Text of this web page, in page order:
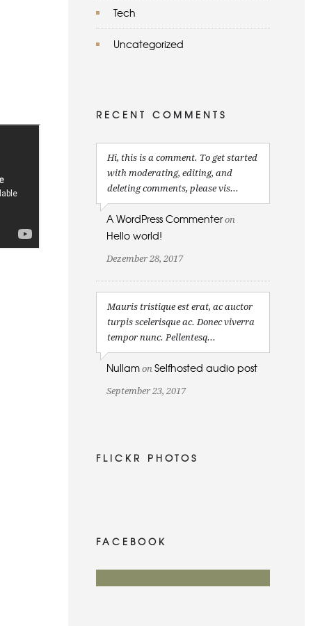
Tech
Uncategorized
RECENT COMMENTS
Hi, this is a comment. To get started
with moderating, editing, and
deleting comments, please vis...
A WordPress Commenter on
Hello world!
Dezember 28, 2017
Mauris tristique est erat, ac auctor
turpis scelerisque ac. Donec viverra
tempor nunc. Pellentesq...
Nullam on Selfhosted audio post
September 23, 2017
FLICKR PHOTOS
FACEBOOK